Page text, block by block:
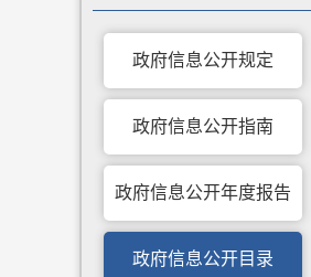
政府信息公开规定
政府信息公开指南
政府信息公开年度报告
政府信息公开目录